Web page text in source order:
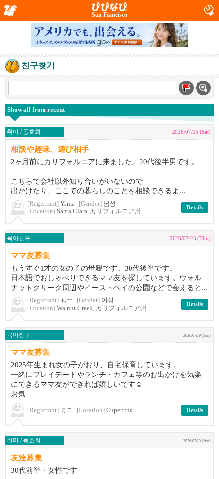
San Francisco
친구찾기
Show all from recent
취미 / 동호회 2026/07/25 (Sat)
相談や趣味、遊び相手
2ヶ月前にカリフォルニアに来ました。20代後半男です。
こちらで会社以外知り合いがいないので
出かけたり、ここでの暮らしのことを相談できるよ...
[Registrant] Yama [Gender] 남성
[Location] Santa Clara, カリフォルニア州
Details
육아친구 2026/07/23 (Thu)
ママ友募集
もうすぐ1才の女の子の母親です。30代後半です。
日本語でおしゃべりできるママ友を探しています。ウォル
ナットクリーク周辺やイーストベイの公園などで会えると...
[Registrant] もー [Gender] 여성
[Location] Walnut Creek, カリフォルニア州
Details
육아친구 2026/07/19 (Sun)
ママ友募集
2025年生まれ女の子がおり、自宅保育しています。
一緒にプレイデートやランチ・カフェ等のお出かけを気楽
にできるママ友ができれば嬉しいです☺️
お気...
[Registrant] ミニ [Location] Cupertino Details
취미 / 동호회 2026/07/19 (Sun)
友達募集
30代前半・女性です